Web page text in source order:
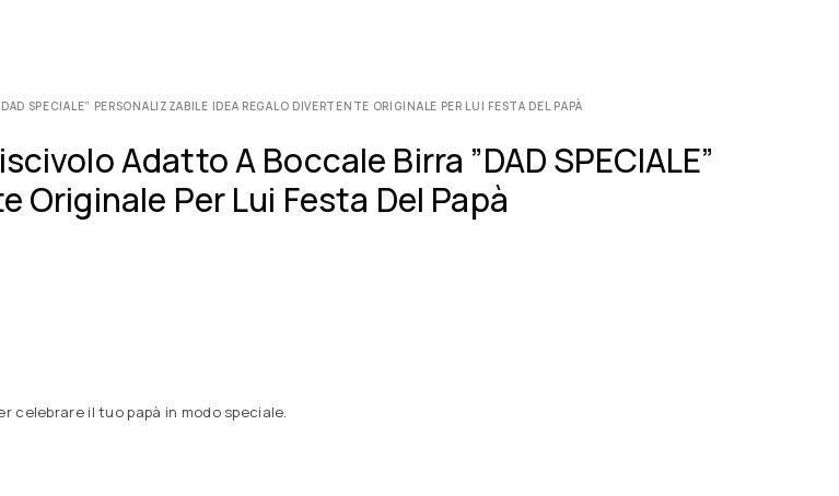
SPECIALE” PERSONALIZZABILE IDEA REGALO DIVERTENTE ORIGINALE PER LUI FESTA DEL PAPÀ
Adatto A Boccale Birra ”DAD SPECIALE”
Originale Per Lui Festa Del Papà
celebrare il tuo papà in modo speciale.